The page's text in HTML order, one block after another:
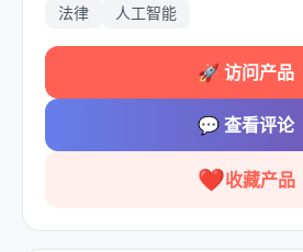
法律 人工智能
🚀 访问产品
💬查看评论
❤️收藏产品